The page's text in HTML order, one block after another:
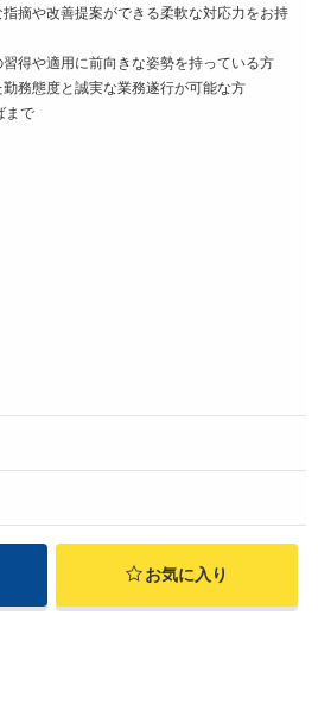
指摘や改善提案ができる柔軟な対応力をお持
習得や適用に前向きな姿勢を持っている方
勤務態度と誠実な業務遂行が可能な方
まで
お気に入り